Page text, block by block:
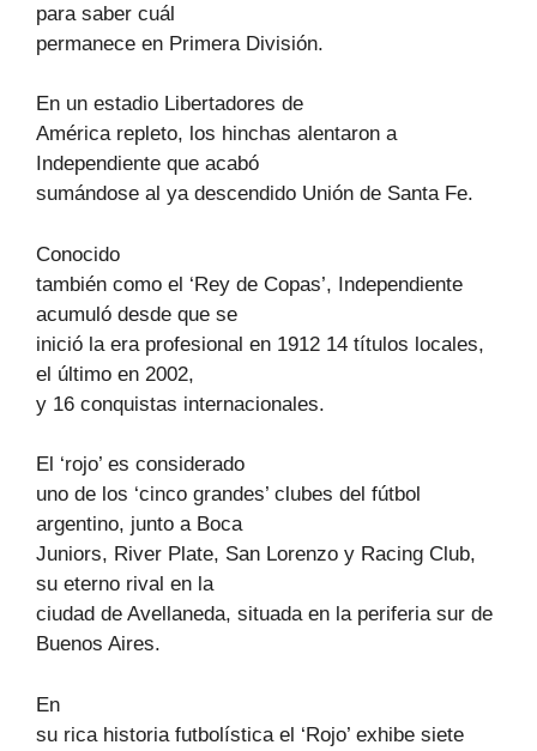
para saber cuál
permanece en Primera División.
En un estadio Libertadores de
América repleto, los hinchas alentaron a
Independiente que acabó
sumándose al ya descendido Unión de Santa Fe.
Conocido
también como el ‘Rey de Copas’, Independiente
acumuló desde que se
inició la era profesional en 1912 14 títulos locales,
el último en 2002,
y 16 conquistas internacionales.
El ‘rojo’ es considerado
uno de los ‘cinco grandes’ clubes del fútbol
argentino, junto a Boca
Juniors, River Plate, San Lorenzo y Racing Club,
su eterno rival en la
ciudad de Avellaneda, situada en la periferia sur de
Buenos Aires.
En
su rica historia futbolística el ‘Rojo’ exhibe siete